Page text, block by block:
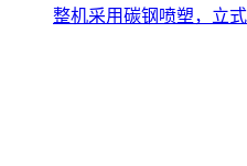
整机采用碳钢喷塑，立